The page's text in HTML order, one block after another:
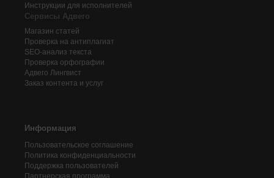
Инструкции для исполнителей
Сервисы Адвего
Магазин статей
Проверка на антиплагиат
SEO-анализ текста
Проверка орфографии
Адвего Лингвист
Заказ контента и услуг
Информация
Пользовательское соглашение
Политика конфиденциальности
Поддержка пользователей
Партнерская программа